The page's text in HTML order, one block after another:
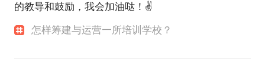
的教导和鼓励，我会加油哒！✌️
怎样筹建与运营一所培训学校？